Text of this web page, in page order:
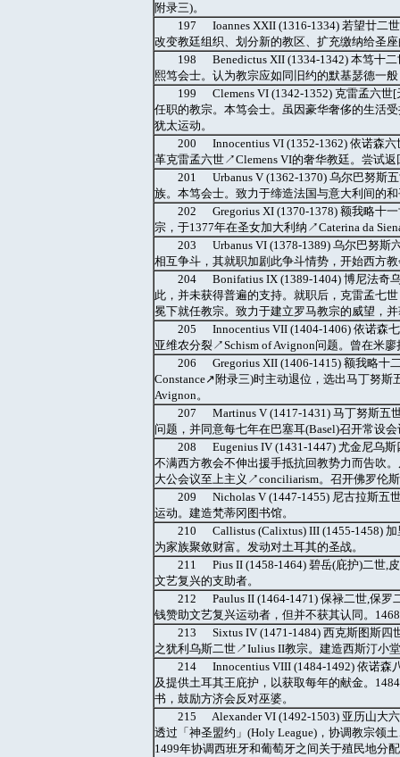
附录三)。
197 Ioannes XXII (1316-1334) 若望廿二
改变教廷组织、划分新的教区、扩充缴纳给圣
198 Benedictus XII (1334-1342) 本笃十
熙笃会士。认为教宗应如同旧约的默基瑟德一
199 Clemens VI (1342-1352) 克雷孟六世
任职的教宗。本笃会士。虽因豪华奢侈的生活
犹太运动。
200 Innocentius VI (1352-1362) 依诺森六
革克雷孟六世↗Clemens VI的奢华教廷。尝试
201 Urbanus V (1362-1370) 乌尔巴努斯
族。本笃会士。致力于缔造法国与意大利间的
202 Gregorius XI (1370-1378) 额我略十
宗，于1377年在圣女加大利纳↗Caterina da
203 Urbanus VI (1378-1389) 乌尔巴努斯
相互争斗，其就职加剧此争斗情势，开始西方
204 Bonifatius IX (1389-1404) 博尼法奇
此，并未获得普遍的支持。就职后，克雷孟七
冕下就任教宗。致力于建立罗马教宗的威望，
205 Innocentius VII (1404-1406) 依诺森
亚维农分裂↗Schism of Avignon问题。曾在米
206 Gregorius XII (1406-1415) 额我略十
Constance↗附录三)时主动退位，选出马丁努
Avignon。
207 Martinus V (1417-1431) 马丁努斯五
问题，并同意每七年在巴塞耳(Basel)召开常设会
208 Eugenius IV (1431-1447) 尤金尼乌斯
不满西方教会不伸出援手抵抗回教势力而告吹
大公会议至上主义↗conciliarism。召开佛罗伦
209 Nicholas V (1447-1455) 尼古拉斯五
运动。建造梵蒂冈图书馆。
210 Callistus (Calixtus) III (1455-1458) 加
为家族聚敛财富。发动对土耳其的圣战。
211 Pius II (1458-1464) 碧岳(庇护)二世,
文艺复兴的支助者。
212 Paulus II (1464-1471) 保禄二世,保罗
钱赞助文艺复兴运动者，但并不获其认同。
213 Sixtus IV (1471-1484) 西克斯图斯四
之犹利乌斯二世↗Iulius II教宗。建造西斯汀小
214 Innocentius VIII (1484-1492) 依诺森
及提供土耳其王庇护，以获取每年的献金。
书，鼓励方济会反对巫婆。
215 Alexander VI (1492-1503) 亚历山大
透过「神圣盟约」(Holy League)，协调教宗领
1499年协调西班牙和葡萄牙之间关于殖民地分